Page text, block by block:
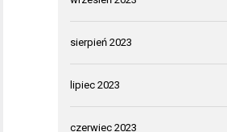
sierpień 2023
lipiec 2023
czerwiec 2023